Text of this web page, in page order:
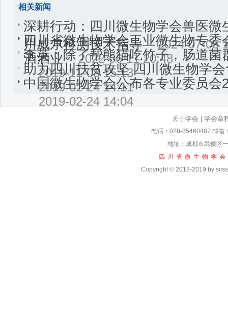
相关新闻
深耕行动：四川微生物学会兽医微
川威尔检测技术指导
2024-07-05
四川省微生物学会工业微生物专
酒酒业
2022-06-11 20:48
李英：除了帮熊猫吃竹子，肠道菌
2019-11-08 15:13
助力四川扶贫攻坚 四川微生物学
2019-02-24 14:11
中国微生物学会公布各专业委员会
2019-02-24 14:04
关于学会 学会章
电话：028-85460487 邮箱
地址：成都市武侯区
四川省微生物学
Copyright © 2018-2019 by